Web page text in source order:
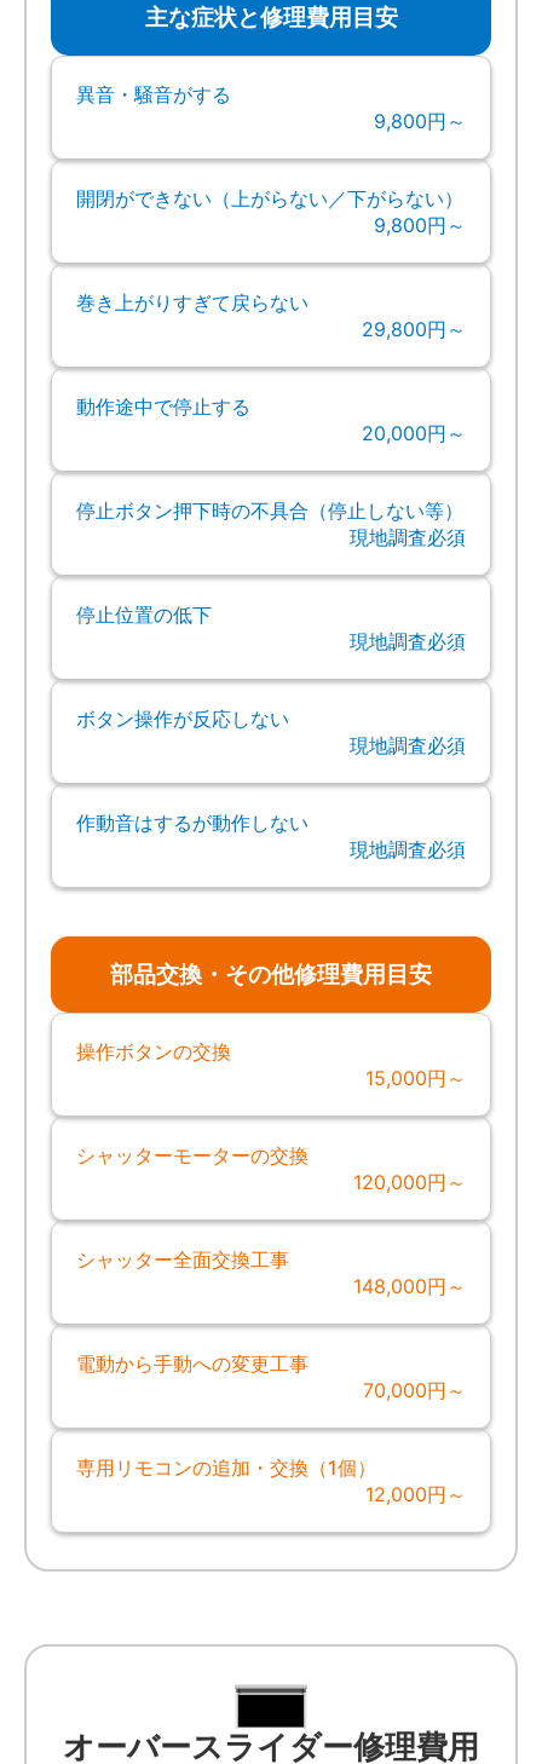
主な症状と修理費用目安
異音・騒音がする
9,800円～
開閉ができない（上がらない／下がらない）
9,800円～
巻き上がりすぎて戻らない
29,800円～
動作途中で停止する
20,000円～
停止ボタン押下時の不具合（停止しない等）
現地調査必須
停止位置の低下
現地調査必須
ボタン操作が反応しない
現地調査必須
作動音はするが動作しない
現地調査必須
部品交換・その他修理費用目安
操作ボタンの交換
15,000円～
シャッターモーターの交換
120,000円～
シャッター全面交換工事
148,000円～
電動から手動への変更工事
70,000円～
専用リモコンの追加・交換（1個）
12,000円～
オーバースライダー修理費用